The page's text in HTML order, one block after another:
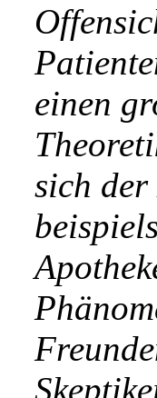
einen
sich